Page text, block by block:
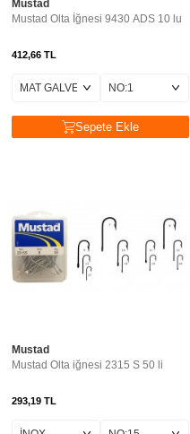
Mustad
Mustad Olta İğnesi 9430 ADS 10 lu
412,66 TL
Sepete Ekle
Mustad
Mustad Olta iğnesi 2315 S 50 li
293,19 TL